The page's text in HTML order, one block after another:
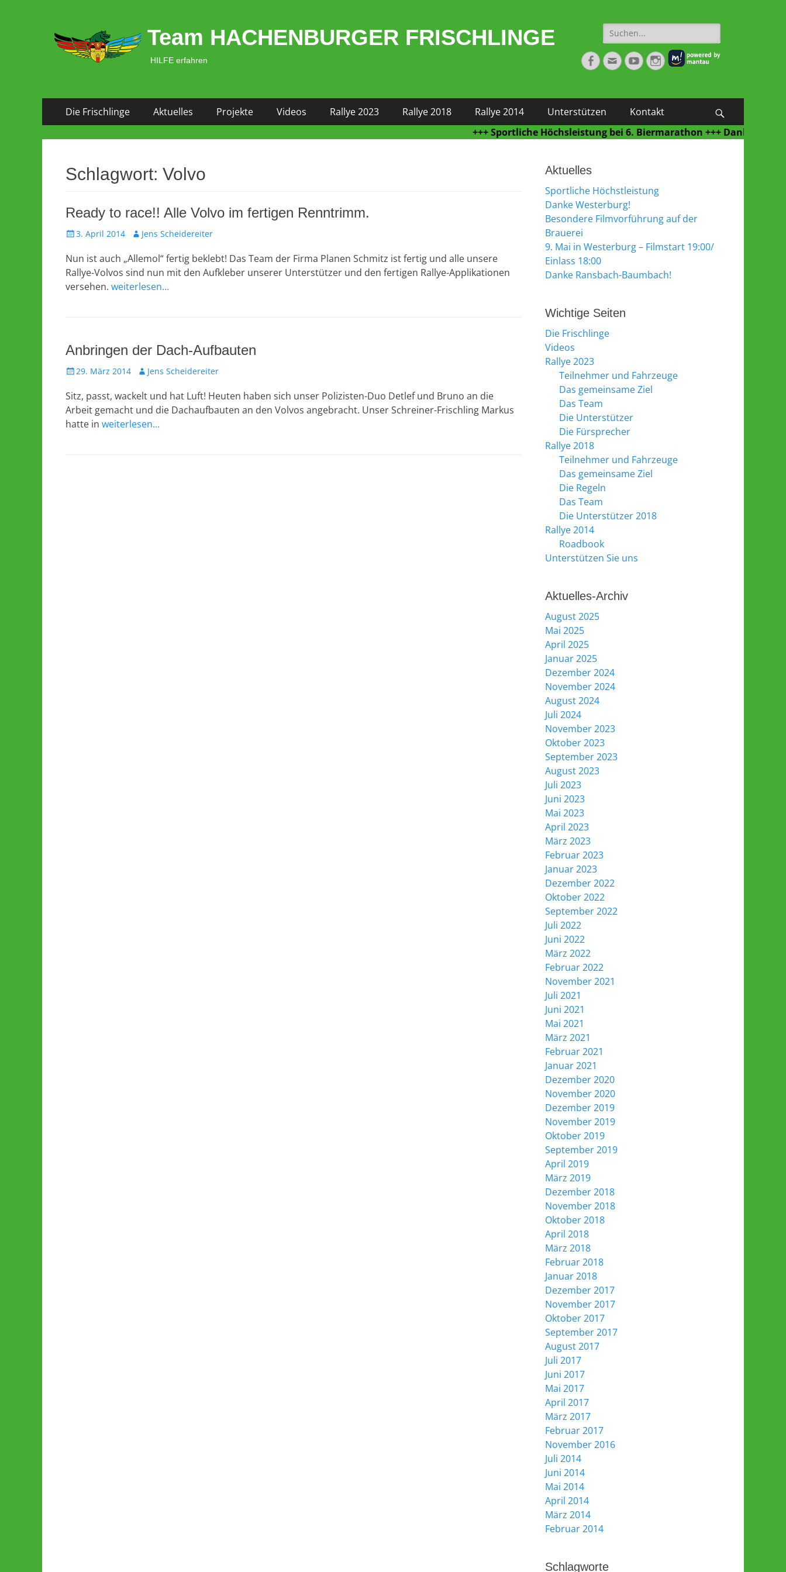
Team HACHENBURGER FRISCHLINGE
HILFE erfahren
Suche
nach:
Facebook
E-
Mail
YouTubeInstagram
Primäres Menü
Inhalt
Die Frischlinge Aktuelles Projekte Videos Rallye 2023 Rallye 2018 Rallye 2014 Unterstützen Kontakt
+++ Sportliche Höchsleistung bei 6. Biermarathon +++ Danke
Schlagwort: Volvo
Ready to race!! Alle Volvo im fertigen Renntrimm.
Veröffentlicht
3. April 2014 AutorJens Scheidereiter
Nun ist auch „Allemol“ fertig beklebt! Das Team der Firma Planen Schmitz ist fertig und alle unsere
Rallye-Volvos sind nun mit den Aufkleber unserer Unterstützer und den fertigen Rallye-Applikationen
versehen. weiterlesen…
Anbringen der Dach-Aufbauten
Veröffentlicht
29. März 2014 AutorJens Scheidereiter
Sitz, passt, wackelt und hat Luft! Heuten haben sich unser Polizisten-Duo Detlef und Bruno an die
Arbeit gemacht und die Dachaufbauten an den Volvos angebracht. Unser Schreiner-Frischling Markus
hatte in weiterlesen…
Aktuelles
Sportliche Höchstleistung
Danke Westerburg!
Besondere Filmvorführung auf der
Brauerei
9. Mai in Westerburg – Filmstart 19:00/
Einlass 18:00
Danke Ransbach-Baumbach!
Wichtige Seiten
Die Frischlinge
Videos
Rallye 2023
Teilnehmer und Fahrzeuge
Das gemeinsame Ziel
Das Team
Die Unterstützer
Die Fürsprecher
Rallye 2018
Teilnehmer und Fahrzeuge
Das gemeinsame Ziel
Die Regeln
Das Team
Die Unterstützer 2018
Rallye 2014
Roadbook
Unterstützen Sie uns
Aktuelles-Archiv
August 2025
Mai 2025
April 2025
Januar 2025
Dezember 2024
November 2024
August 2024
Juli 2024
November 2023
Oktober 2023
September 2023
August 2023
Juli 2023
Juni 2023
Mai 2023
April 2023
März 2023
Februar 2023
Januar 2023
Dezember 2022
Oktober 2022
September 2022
Juli 2022
Juni 2022
März 2022
Februar 2022
November 2021
Juli 2021
Juni 2021
Mai 2021
März 2021
Februar 2021
Januar 2021
Dezember 2020
November 2020
Dezember 2019
November 2019
Oktober 2019
September 2019
April 2019
März 2019
Dezember 2018
November 2018
Oktober 2018
April 2018
März 2018
Februar 2018
Januar 2018
Dezember 2017
November 2017
Oktober 2017
September 2017
August 2017
Juli 2017
Juni 2017
Mai 2017
April 2017
März 2017
Februar 2017
November 2016
Juli 2014
Juni 2014
Mai 2014
April 2014
März 2014
Februar 2014
Schlagworte